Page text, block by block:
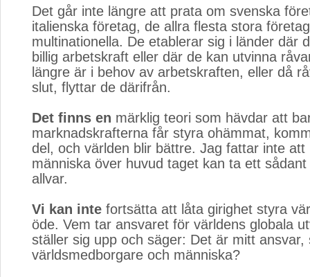
Det går inte längre att prata om svenska
italienska företag, de allra flesta stora
multinationella. De etablerar sig i länder där
billig arbetskraft eller där de kan utvinna
längre är i behov av arbetskraften, eller då
slut, flyttar de därifrån.
Det finns en märklig teori som hävdar att
marknadskrafterna får styra ohämmat,
del, och världen blir bättre. Jag fattar inte att
människa över huvud taget kan ta ett
allvar.
Vi kan inte fortsätta att låta girighet styra
öde. Vem tar ansvaret för världens globala
ställer sig upp och säger: Det är mitt ansvar,
världsmedborgare och människa?